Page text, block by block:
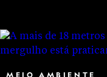
MEIO AMBIENTE